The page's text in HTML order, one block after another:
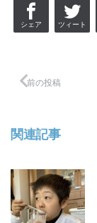
シェア ツィート
前の投稿
関連記事